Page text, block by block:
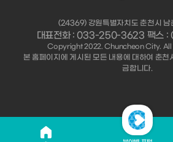
(24369) 강원특별자치도 춘천시 남
대표전화 : 033-250-3623 팩스
Copyright 2022. Chuncheon City.
본 홈페이지에 게시된 모든 내용에 대하여 춘천
금합니다.